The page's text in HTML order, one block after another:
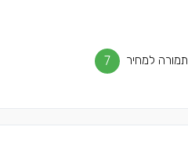
תמורה למחיר 7